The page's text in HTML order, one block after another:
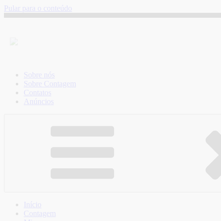
Pular para o conteúdo
Sobre nós
Sobre Contagem
Contatos
Anúncios
Início
Contagem